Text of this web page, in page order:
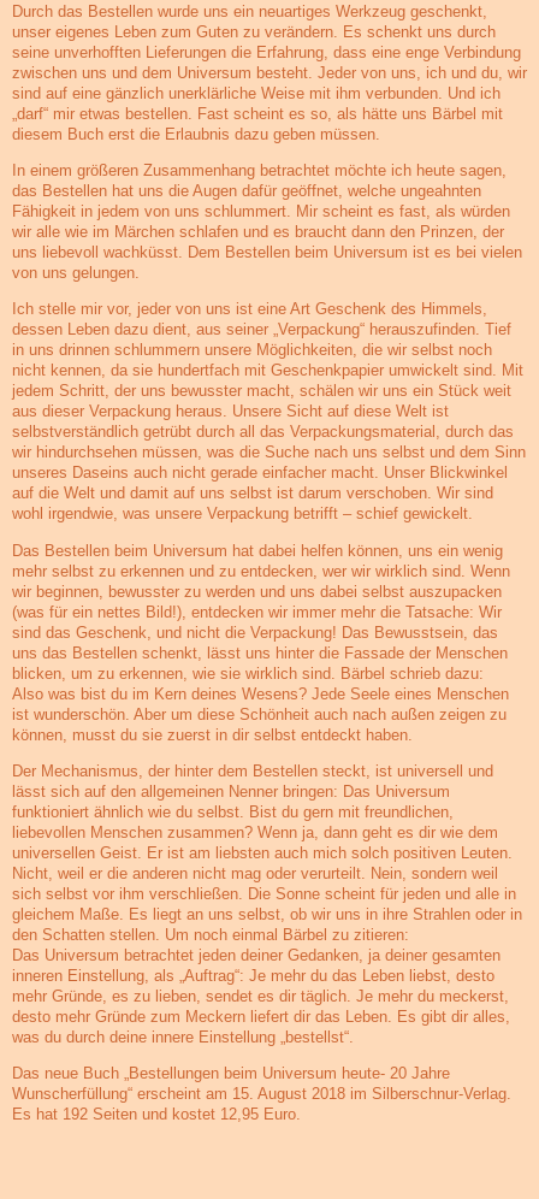
Durch das Bestellen wurde uns ein neuartiges Werkzeug geschenkt,
unser eigenes Leben zum Guten zu verändern. Es schenkt uns durch
seine unverhofften Lieferungen die Erfahrung, dass eine enge Verbindung
zwischen uns und dem Universum besteht. Jeder von uns, ich und du, wir
sind auf eine gänzlich unerklärliche Weise mit ihm verbunden. Und ich
„darf“ mir etwas bestellen. Fast scheint es so, als hätte uns Bärbel mit
diesem Buch erst die Erlaubnis dazu geben müssen.
In einem größeren Zusammenhang betrachtet möchte ich heute sagen,
das Bestellen hat uns die Augen dafür geöffnet, welche ungeahnten
Fähigkeit in jedem von uns schlummert. Mir scheint es fast, als würden
wir alle wie im Märchen schlafen und es braucht dann den Prinzen, der
uns liebevoll wachküsst. Dem Bestellen beim Universum ist es bei vielen
von uns gelungen.
Ich stelle mir vor, jeder von uns ist eine Art Geschenk des Himmels,
dessen Leben dazu dient, aus seiner „Verpackung“ herauszufinden. Tief
in uns drinnen schlummern unsere Möglichkeiten, die wir selbst noch
nicht kennen, da sie hundertfach mit Geschenkpapier umwickelt sind. Mit
jedem Schritt, der uns bewusster macht, schälen wir uns ein Stück weit
aus dieser Verpackung heraus. Unsere Sicht auf diese Welt ist
selbstverständlich getrübt durch all das Verpackungsmaterial, durch das
wir hindurchsehen müssen, was die Suche nach uns selbst und dem Sinn
unseres Daseins auch nicht gerade einfacher macht. Unser Blickwinkel
auf die Welt und damit auf uns selbst ist darum verschoben. Wir sind
wohl irgendwie, was unsere Verpackung betrifft – schief gewickelt.
Das Bestellen beim Universum hat dabei helfen können, uns ein wenig
mehr selbst zu erkennen und zu entdecken, wer wir wirklich sind. Wenn
wir beginnen, bewusster zu werden und uns dabei selbst auszupacken
(was für ein nettes Bild!), entdecken wir immer mehr die Tatsache: Wir
sind das Geschenk, und nicht die Verpackung! Das Bewusstsein, das
uns das Bestellen schenkt, lässt uns hinter die Fassade der Menschen
blicken, um zu erkennen, wie sie wirklich sind. Bärbel schrieb dazu:
Also was bist du im Kern deines Wesens? Jede Seele eines Menschen
ist wunderschön. Aber um diese Schönheit auch nach außen zeigen zu
können, musst du sie zuerst in dir selbst entdeckt haben.
Der Mechanismus, der hinter dem Bestellen steckt, ist universell und
lässt sich auf den allgemeinen Nenner bringen: Das Universum
funktioniert ähnlich wie du selbst. Bist du gern mit freundlichen,
liebevollen Menschen zusammen? Wenn ja, dann geht es dir wie dem
universellen Geist. Er ist am liebsten auch mich solch positiven Leuten.
Nicht, weil er die anderen nicht mag oder verurteilt. Nein, sondern weil
sich selbst vor ihm verschließen. Die Sonne scheint für jeden und alle in
gleichem Maße. Es liegt an uns selbst, ob wir uns in ihre Strahlen oder in
den Schatten stellen. Um noch einmal Bärbel zu zitieren:
Das Universum betrachtet jeden deiner Gedanken, ja deiner gesamten
inneren Einstellung, als „Auftrag“: Je mehr du das Leben liebst, desto
mehr Gründe, es zu lieben, sendet es dir täglich. Je mehr du meckerst,
desto mehr Gründe zum Meckern liefert dir das Leben. Es gibt dir alles,
was du durch deine innere Einstellung „bestellst“.
Das neue Buch „Bestellungen beim Universum heute- 20 Jahre
Wunscherfüllung“ erscheint am 15. August 2018 im Silberschnur-Verlag.
Es hat 192 Seiten und kostet 12,95 Euro.